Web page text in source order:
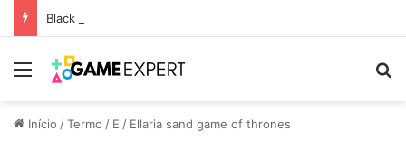
Black Friday: descontos incríveis em eletrônicos
Menu
Início /Termo / E / Ellaria sand game of thrones